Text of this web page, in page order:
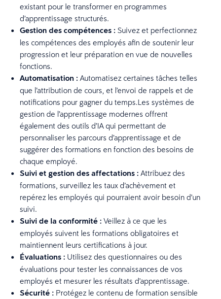
existant pour le transformer en programmes
d’apprentissage structurés.
Gestion des compétences : Suivez et perfectionnez
les compétences des employés afin de soutenir leur
progression et leur préparation en vue de nouvelles
fonctions.
Automatisation : Automatisez certaines tâches telles
que l’attribution de cours, et l’envoi de rappels et de
notifications pour gagner du temps.Les systèmes de
gestion de l’apprentissage modernes offrent
également des outils d’IA qui permettant de
personnaliser les parcours d’apprentissage et de
suggérer des formations en fonction des besoins de
chaque employé.
Suivi et gestion des affectations : Attribuez des
formations, surveillez les taux d’achèvement et
repérez les employés qui pourraient avoir besoin d’un
suivi.
Suivi de la conformité : Veillez à ce que les
employés suivent les formations obligatoires et
maintiennent leurs certifications à jour.
Évaluations : Utilisez des questionnaires ou des
évaluations pour tester les connaissances de vos
employés et mesurer les résultats d’apprentissage.
Sécurité : Protégez le contenu de formation sensible